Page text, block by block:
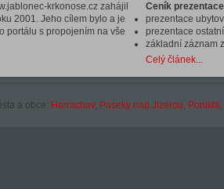
krkonose.cz zahájil
2001. Jeho cílem bylo a je
portálu s propojením na vše
Ceník
prezentace
prezentace
základní záznam
Celý článek...
a obce: Harrachov, Paseky nad Jizerou, Poniklá,